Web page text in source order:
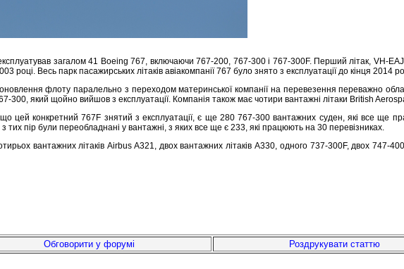
загалом 41 Boeing 767, включаючи 767-200, 767-300 і 767-300F. Перший літак, VH-
році. Весь парк пасажирських літаків авіакомпанії 767 було знято з експлуатації до кінця
флоту паралельно з переходом материнської компанії на перевезення переважно
300, який щойно вийшов з експлуатації. Компанія також має чотири вантажні літаки British
цей конкретний 767F знятий з експлуатації, є ще 280 767-300 вантажних суден, які все ще
з тих пір були переобладнані у вантажні, з яких все ще є 233, які працюють на 30 перевізниках.
вантажних літаків Airbus A321, двох вантажних літаків A330, одного 737-300F, двох 747-
Обговорити у форумі Роздрукувати статтю